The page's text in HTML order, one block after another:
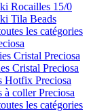
Rocailles 15/0
Tila Beads
les catégories
Cristal Preciosa
Cristal Preciosa
Hotfix Preciosa
à coller Preciosa
les catégories